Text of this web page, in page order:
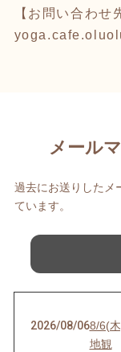
【お問い合わせ
メール
過去にお送りしたメ
ています。
2026/08/068/6(
地観